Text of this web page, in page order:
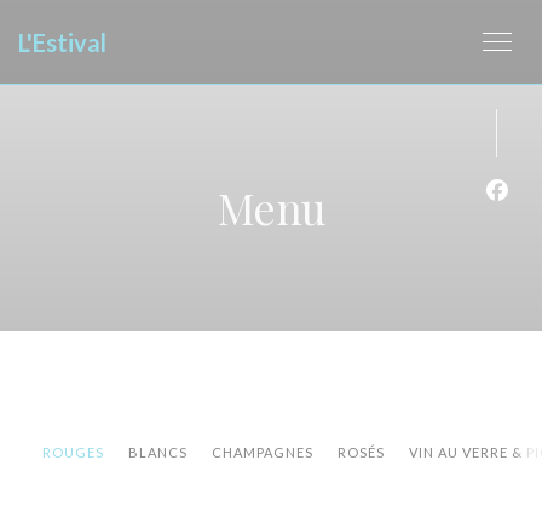
L'Estival
Menu
ROUGES BLANCS CHAMPAGNES ROSÉS VIN AU VERRE &